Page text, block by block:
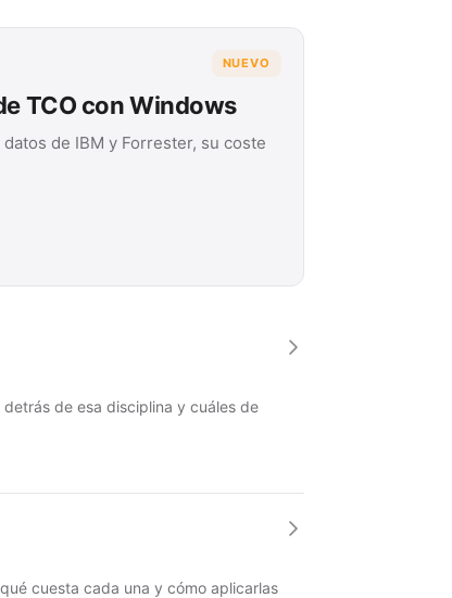
NUEVO
TCO con Windows
de IBM y Forrester, su coste
de esa disciplina y cuáles de
cuesta cada una y cómo aplicarlas